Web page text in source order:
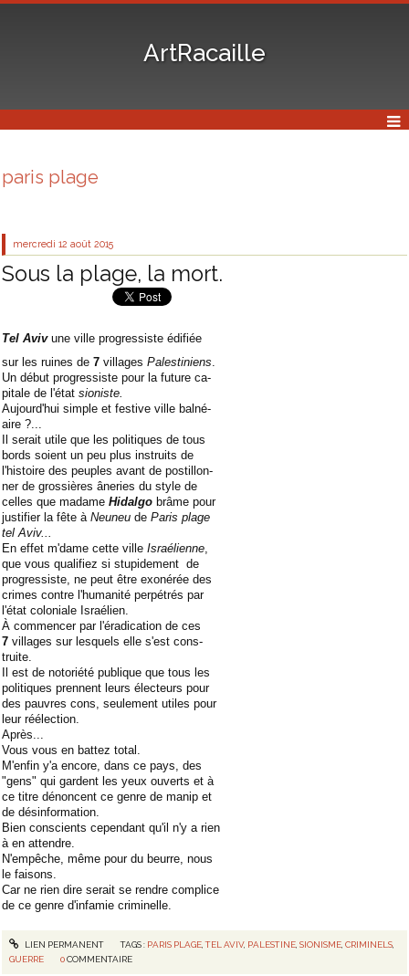
ArtRacaille
paris plage
mercredi 12 août 2015
Sous la plage, la mort.
Tel Avivune ville progressiste édifiée
sur les ruines de 7 villages Palestiniens.
Un début progressiste pour la future ca-
pitale de l'état sioniste.
Aujourd'hui simple et festive ville balné-
aire ?...
Il serait utile que les politiques de tous
bords soient un peu plus instruits de
l'histoire des peuples avant de postillon-
ner de grossières âneries du style de
celles que madame Hidalgo brâme pour
justifier la fête àNeuneu de Paris plage
tel Aviv...
En effet m'dame cette ville Israélienne,
que vous qualifiez si stupidement de
progressiste, ne peut être exonérée des
crimes contre l'humanité perpétrés par
l'état coloniale Israélien.
À commencer par l'éradication de ces
7 villages sur lesquels elle s'est cons-
truite.
Il est de notoriété publique que tous les
politiques prennent leurs électeurs pour
des pauvres cons, seulement utiles pour
leur réélection.
Après...
Vous vous en battez total.
M'enfin y'a encore, dans ce pays, des
"gens" qui gardent les yeux ouverts et à
ce titre dénoncent ce genre de manip et
de désinformation.
Bien conscients cependant qu'il n'y a rien
à en attendre.
N'empêche, même pour du beurre, nous
le faisons.
Car ne rien dire serait se rendre complice
de ce genre d'infamie criminelle.
LIEN PERMANENT TAGS : PARIS PLAGE,TEL AVIV, PALESTINE, SIONISME, CRIMINELS,
GUERRE
0 COMMENTAIRE